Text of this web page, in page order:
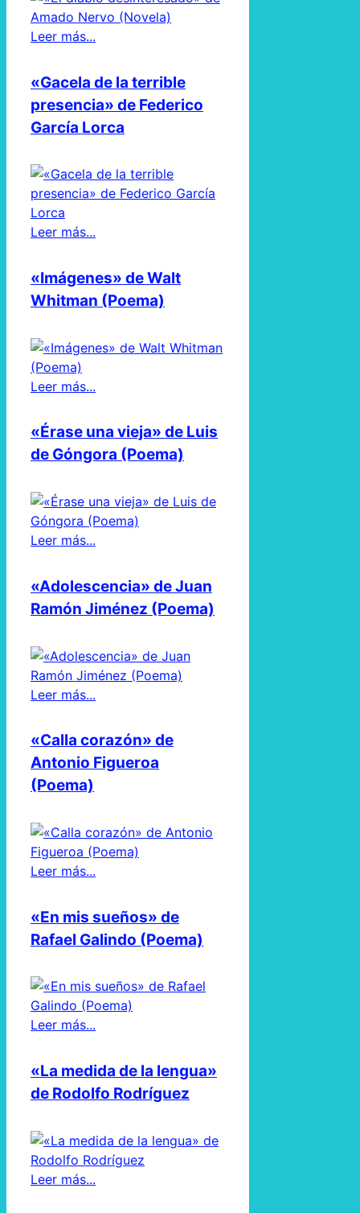
Leer más...
«Gacela de la terrible
presencia» de Federico
García Lorca
Leer más...
«Imágenes» de Walt
Whitman (Poema)
Leer más...
«Érase una vieja» de Luis
de Góngora (Poema)
Leer más...
«Adolescencia» de Juan
Ramón Jiménez (Poema)
Leer más...
«Calla corazón» de
Antonio Figueroa
(Poema)
Leer más...
«En mis sueños» de
Rafael Galindo (Poema)
Leer más...
«La medida de la lengua»
de Rodolfo Rodríguez
Leer más...